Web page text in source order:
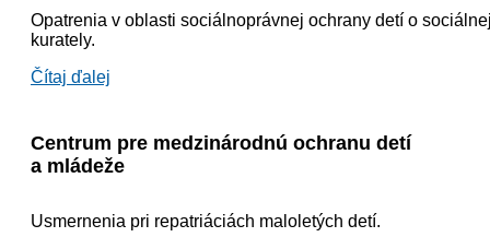
Opatrenia v oblasti sociálnoprávnej ochrany detí o
kurately.
Čítaj ďalej
Centrum pre medzinárodnú ochranu detí
a mládeže
Usmernenia pri repatriáciách maloletých detí.